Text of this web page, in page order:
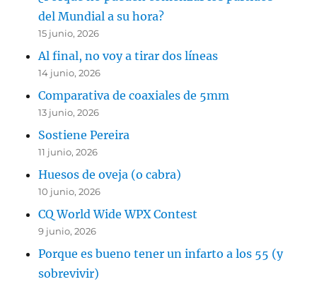
del Mundial a su hora?
15 junio, 2026
Al final, no voy a tirar dos líneas
14 junio, 2026
Comparativa de coaxiales de 5mm
13 junio, 2026
Sostiene Pereira
11 junio, 2026
Huesos de oveja (o cabra)
10 junio, 2026
CQ World Wide WPX Contest
9 junio, 2026
Porque es bueno tener un infarto a los 55 (y
sobrevivir)